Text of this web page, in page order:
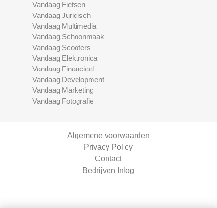
Vandaag Fietsen
Vandaag Juridisch
Vandaag Multimedia
Vandaag Schoonmaak
Vandaag Scooters
Vandaag Elektronica
Vandaag Financieel
Vandaag Development
Vandaag Marketing
Vandaag Fotografie
Algemene voorwaarden
Privacy Policy
Contact
Bedrijven Inlog